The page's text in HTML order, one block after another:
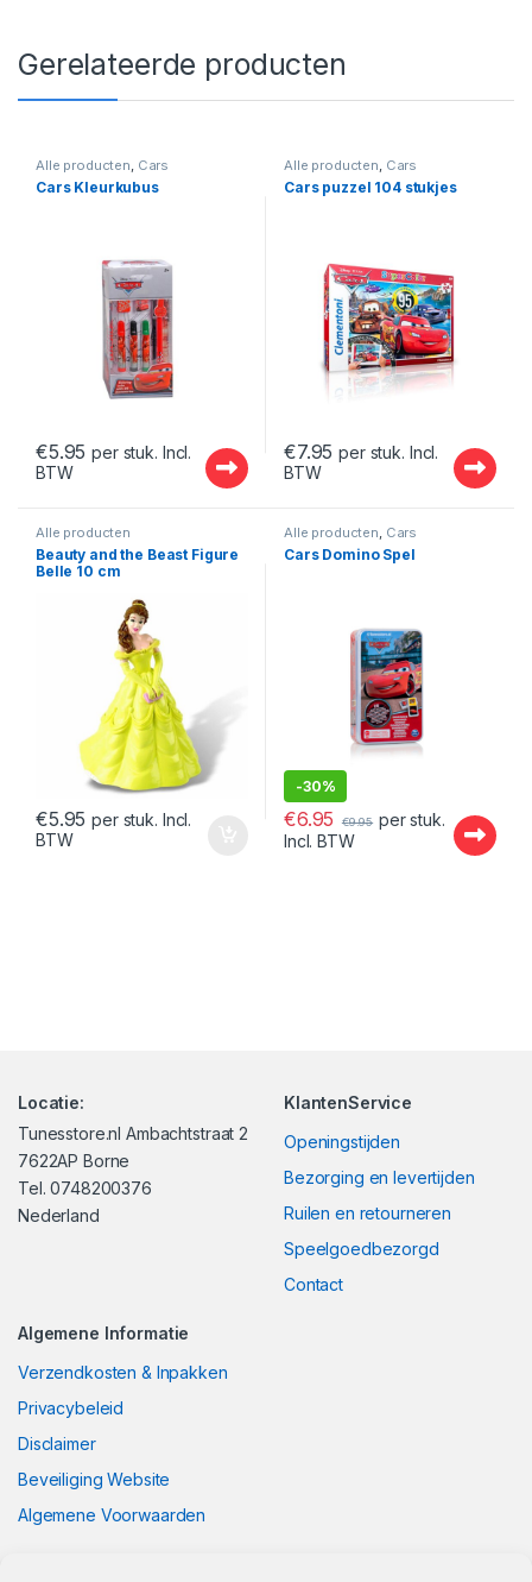
Gerelateerde producten
Alle producten, Cars
Cars Kleurkubus
€5.95 per stuk. Incl.
BTW
Alle producten, Cars
Cars puzzel 104 stukjes
€7.95 per stuk. Incl.
BTW
Alle producten
Beauty and the Beast Figure
Belle 10 cm
€5.95 per stuk. Incl.
BTW
Alle producten, Cars
Cars Domino Spel
-30%
€6.95 €9.95 per stuk.
Incl. BTW
Locatie:
Tunesstore.nl Ambachtstraat 2
7622AP Borne
Tel. 0748200376
Nederland
KlantenService
Openingstijden
Bezorging en levertijden
Ruilen en retourneren
Speelgoedbezorgd
Contact
Algemene Informatie
Verzendkosten & Inpakken
Privacybeleid
Disclaimer
Beveiliging Website
Algemene Voorwaarden